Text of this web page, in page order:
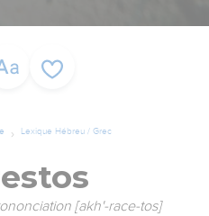
Lexique Hébreu / Grec
[akh'-race-tos]